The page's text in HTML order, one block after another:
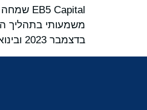
בדצמבר 2023 ובינואר 2024.